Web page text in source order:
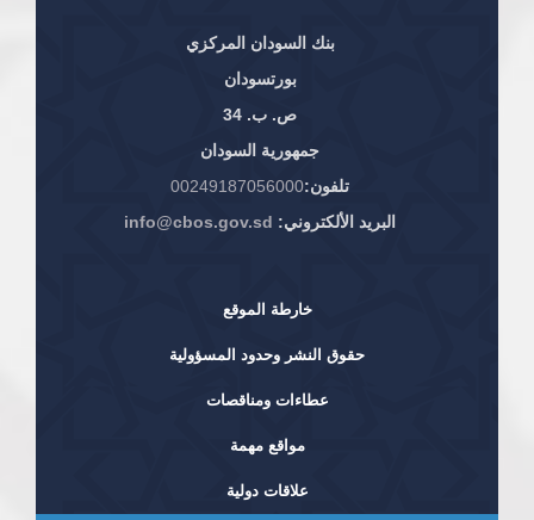
بنك السودان المركزي
بورتسودان
ص. ب. 34
جمهورية السودان
تلفون:00249187056000
البريد الألكتروني: info@cbos.gov.sd
خارطة الموقع
حقوق النشر وحدود المسؤولية
عطاءات ومناقصات
مواقع مهمة
علاقات دولية